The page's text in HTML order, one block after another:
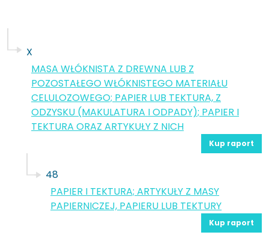
X
MASA WŁÓKNISTA Z DREWNA LUB Z
POZOSTAŁEGO WŁÓKNISTEGO MATERIAŁU
CELULOZOWEGO; PAPIER LUB TEKTURA, Z
ODZYSKU (MAKULATURA I ODPADY); PAPIER I
TEKTURA ORAZ ARTYKUŁY Z NICH
Kup raport
48
PAPIER I TEKTURA; ARTYKUŁY Z MASY
PAPIERNICZEJ, PAPIERU LUB TEKTURY
Kup raport